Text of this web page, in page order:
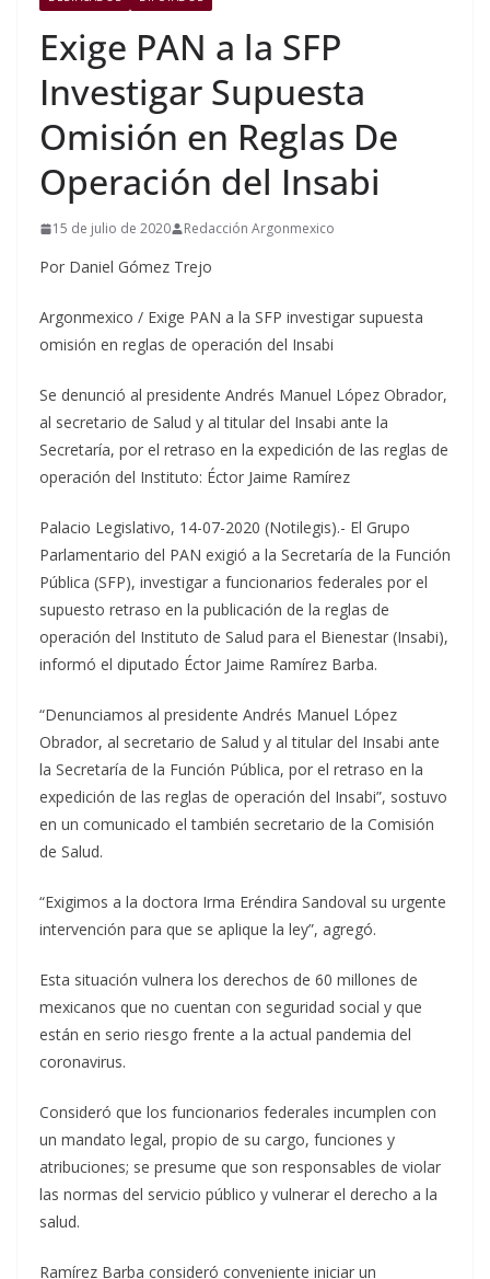
Exige PAN a la SFP
Investigar Supuesta
Omisión en Reglas De
Operación del Insabi
15 de julio de 2020 Redacción Argonmexico
Por Daniel Gómez Trejo
Argonmexico / Exige PAN a la SFP investigar supuesta
omisión en reglas de operación del Insabi
Se denunció al presidente Andrés Manuel López Obrador,
al secretario de Salud y al titular del Insabi ante la
Secretaría, por el retraso en la expedición de las reglas de
operación del Instituto: Éctor Jaime Ramírez
Palacio Legislativo, 14-07-2020 (Notilegis).- El Grupo
Parlamentario del PAN exigió a la Secretaría de la Función
Pública (SFP), investigar a funcionarios federales por el
supuesto retraso en la publicación de la reglas de
operación del Instituto de Salud para el Bienestar (Insabi),
informó el diputado Éctor Jaime Ramírez Barba.
“Denunciamos al presidente Andrés Manuel López
Obrador, al secretario de Salud y al titular del Insabi ante
la Secretaría de la Función Pública, por el retraso en la
expedición de las reglas de operación del Insabi”, sostuvo
en un comunicado el también secretario de la Comisión
de Salud.
“Exigimos a la doctora Irma Eréndira Sandoval su urgente
intervención para que se aplique la ley”, agregó.
Esta situación vulnera los derechos de 60 millones de
mexicanos que no cuentan con seguridad social y que
están en serio riesgo frente a la actual pandemia del
coronavirus.
Consideró que los funcionarios federales incumplen con
un mandato legal, propio de su cargo, funciones y
atribuciones; se presume que son responsables de violar
las normas del servicio público y vulnerar el derecho a la
salud.
Ramírez Barba consideró conveniente iniciar un